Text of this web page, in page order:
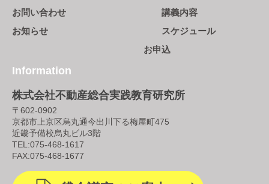
お問い合わせ
お知らせ
講義内容
スケジュール
お申込
Information
株式会社不動産総合実践教育研究所
〒602-0902
京都市上京区烏丸通今出川下る梅屋町475
近畿予備校烏丸ビル3階
TEL:075-468-1617
FAX:075-468-1677